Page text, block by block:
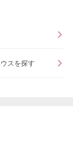
スを探す